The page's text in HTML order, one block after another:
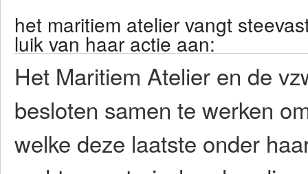
het maritiem atelier vangt
luik van haar actie aan:
Het Maritiem Atelier en de
besloten samen te werken
welke deze laatste onder